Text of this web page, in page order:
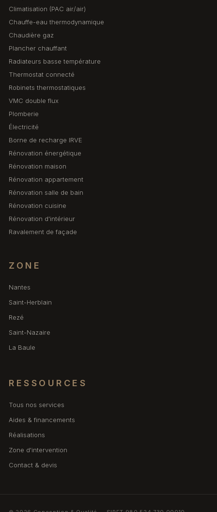
Climatisation (PAC air/air)
Chauffe-eau thermodynamique
Chaudière gaz
Plancher chauffant
Radiateurs basse température
Thermostat connecté
Robinets thermostatiques
VMC double flux
Plomberie
Électricité
Borne de recharge IRVE
Rénovation énergétique
Rénovation maison
Rénovation appartement
Rénovation salle de bain
Rénovation cuisine
Rénovation d'intérieur
Ravalement de façade
ZONE
Nantes
Saint-Herblain
Rezé
Saint-Nazaire
La Baule
RESSOURCES
Tous nos services
Aides & financements
Réalisations
Zone d'intervention
Contact & devis